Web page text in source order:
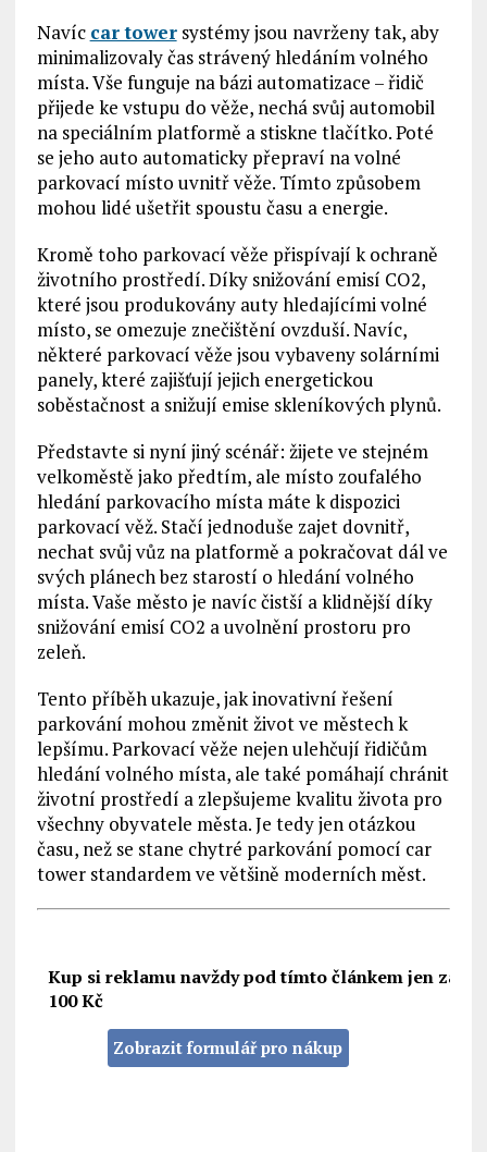
Navíc car towersystémy jsou navrženy tak, aby
minimalizovaly čas strávený hledáním volného
místa. Vše funguje na bázi automatizace – řidič
přijede ke vstupu do věže, nechá svůj automobil
na speciálním platformě a stiskne tlačítko. Poté
se jeho auto automaticky přepraví na volné
parkovací místo uvnitř věže. Tímto způsobem
mohou lidé ušetřit spoustu času a energie.
Kromě toho parkovací věže přispívají k ochraně
životního prostředí. Díky snižování emisí CO2,
které jsou produkovány auty hledajícími volné
místo, se omezuje znečištění ovzduší. Navíc,
některé parkovací věže jsou vybaveny solárními
panely, které zajišťují jejich energetickou
soběstačnost a snižují emise skleníkových plynů.
Představte si nyní jiný scénář: žijete ve stejném
velkoměstě jako předtím, ale místo zoufalého
hledání parkovacího místa máte k dispozici
parkovací věž. Stačí jednoduše zajet dovnitř,
nechat svůj vůz na platformě a pokračovat dál ve
svých plánech bez starostí o hledání volného
místa. Vaše město je navíc čistší a klidnější díky
snižování emisí CO2 a uvolnění prostoru pro
zeleň.
Tento příběh ukazuje, jak inovativní řešení
parkování mohou změnit život ve městech k
lepšímu. Parkovací věže nejen ulehčují řidičům
hledání volného místa, ale také pomáhají chránit
životní prostředí a zlepšujeme kvalitu života pro
všechny obyvatele města. Je tedy jen otázkou
času, než se stane chytré parkování pomocí car
tower standardem ve většině moderních měst.
Kup si reklamu navždy pod tímto článkem jen za
100 Kč
Zobrazit formulář pro nákup